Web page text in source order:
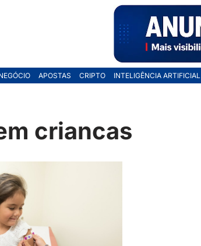
APOSTAS CRIPTO INTELIGÊNCIA ARTIFICIAL
criancas